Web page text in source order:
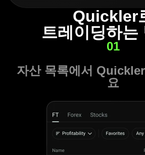
Quickler
트레이딩하는
01
자산 목록에서 Quickler
요